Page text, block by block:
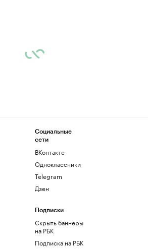
Социальные
сети
ВКонтакте
Одноклассники
Telegram
Дзен
Подписки
Скрыть баннеры
на РБК
Подписка на РБК